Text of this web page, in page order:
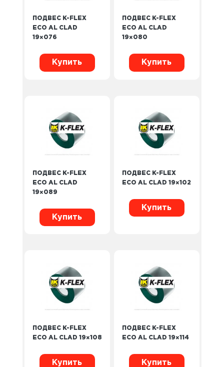
ПОДВЕС K-FLEX
ECO AL CLAD
19×076
Купить
ПОДВЕС K-FLEX
ECO AL CLAD
19×080
Купить
ПОДВЕС K-FLEX
ECO AL CLAD
19×089
Купить
ПОДВЕС K-FLEX
ECO AL CLAD 19×102
Купить
ПОДВЕС K-FLEX
ECO AL CLAD 19×108
Купить
ПОДВЕС K-FLEX
ECO AL CLAD 19×114
Купить